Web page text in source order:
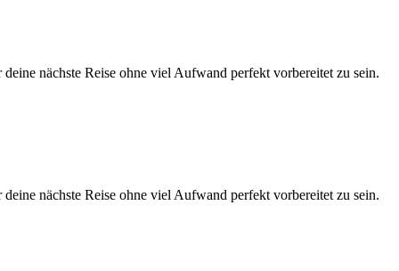
nächste Reise ohne viel Aufwand perfekt vorbereitet zu sein.
nächste Reise ohne viel Aufwand perfekt vorbereitet zu sein.